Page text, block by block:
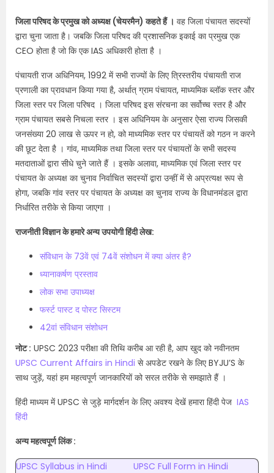
जिला परिषद के प्रमुख को अध्यक्ष (चेयरमैन) कहते हैं । वह जिला पंचायत सदस्यों
द्वारा चुना जाता है। जबकि जिला परिषद की प्रशासनिक इकाई का प्रमुख एक
CEO होता है जो कि एक IAS अधिकारी होता है ।
पंचायती राज अधिनियम, 1992 में सभी राज्यों के लिए त्रिस्तरीय पंचायती राज
प्रणाली का प्रावधान किया गया है, अर्थात् ग्राम पंचायत, माध्यमिक ब्लॉक स्तर और
जिला स्तर पर जिला परिषद । जिला परिषद इस संरचना का सर्वोच्च स्तर है और
ग्राम पंचायत सबसे निचला स्तर । इस अधिनियम के अनुसार ऐसा राज्य जिसकी
जनसंख्या 20 लाख से ऊपर न हो, को माध्यमिक स्तर पर पंचायतें को गठन न करने
की छूट देता है । गांव, माध्यमिक तथा जिला स्तर पर पंचायतों के सभी सदस्य
मतदाताओं द्वारा सीधे चुने जाते हैं । इसके अलावा, माध्यमिक एवं जिला स्तर पर
पंचायत के अध्यक्ष का चुनाव निर्वाचित सदस्यों द्वारा उन्हीं में से अप्रत्यक्ष रूप से
होगा, जबकि गांव स्तर पर पंचायत के अध्यक्ष का चुनाव राज्य के विधानमंडल द्वारा
निर्धारित तरीके से किया जाएगा ।
राजनीती विज्ञान के हमारे अन्य उपयोगी हिंदी लेख:
संविधान के 73वें एवं 74वें संशोधन में क्या अंतर है?
ध्यानाकर्षण प्रस्ताव
लोक सभा उपाध्यक्ष
फर्स्ट पास्ट द पोस्ट सिस्टम
42वां संविधान संशोधन
नोट : UPSC 2023 परीक्षा की तिथि करीब आ रही है, आप खुद को नवीनतम
UPSC Current Affairs in Hindi से अपडेट रखने के लिए BYJU’S के
साथ जुड़ें, यहां हम महत्वपूर्ण जानकारियों को सरल तरीके से समझाते हैं ।
हिंदी माध्यम में UPSC से जुड़े मार्गदर्शन के लिए अवश्य देखें हमारा हिंदी पेज IAS
हिंदी
अन्य महत्वपूर्ण लिंक :
UPSC Syllabus in Hindi
UPSC Full Form in Hindi